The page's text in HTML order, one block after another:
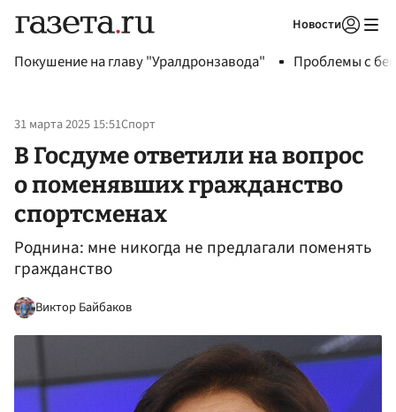
Новости
Покушение на главу "Уралдронзавода" Проблемы с
31 марта 2025 15:51Спорт
В Госдуме ответили на вопрос
о поменявших гражданство
спортсменах
Роднина: мне никогда не предлагали поменять
гражданство
Виктор Байбаков